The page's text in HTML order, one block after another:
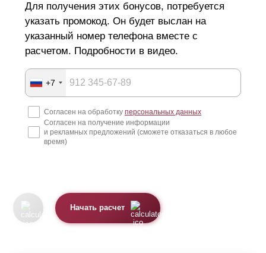
Для получения этих бонусов, потребуется
указать промокод. Он будет выслан на
указанный номер телефона вместе с
расчетом. Подробности в видео.
+7
Согласен на обработку персональных данных
Согласен на получение информации
и рекламных предложений (сможете отказаться в любое
время)
Начать расчет